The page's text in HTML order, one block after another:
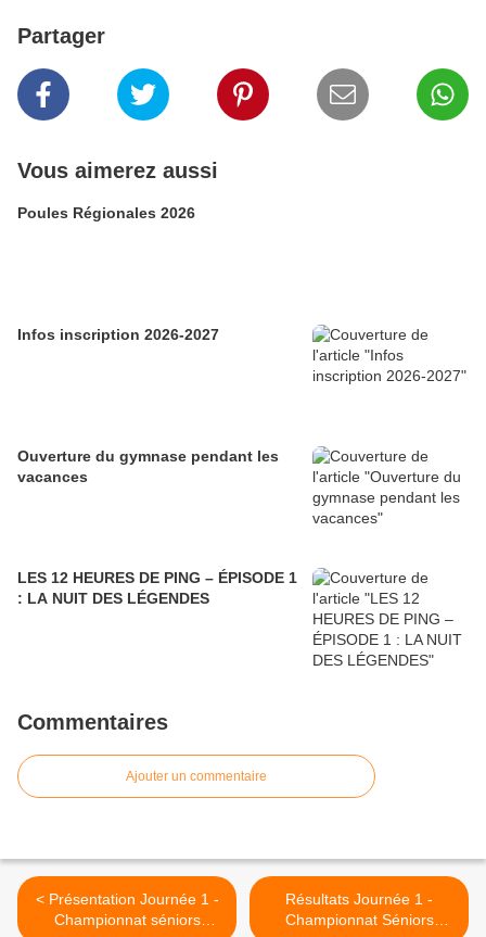
Partager
Vous aimerez aussi
Poules Régionales 2026
Infos inscription 2026-2027
Ouverture du gymnase pendant les
vacances
LES 12 HEURES DE PING – ÉPISODE 1
: LA NUIT DES LÉGENDES
Commentaires
Ajouter un commentaire
< Présentation Journée 1 -
Championnat séniors
Résultats Journée 1 -
Championnat Séniors